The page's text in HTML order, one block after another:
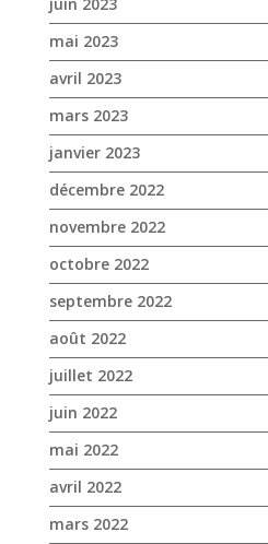
décembre 2022
novembre 2022
octobre 2022
septembre 2022
août 2022
juillet 2022
juin 2022
mai 2022
avril 2022
mars 2022
février 2022
janvier 2022
décembre 2021
novembre 2021
octobre 2021